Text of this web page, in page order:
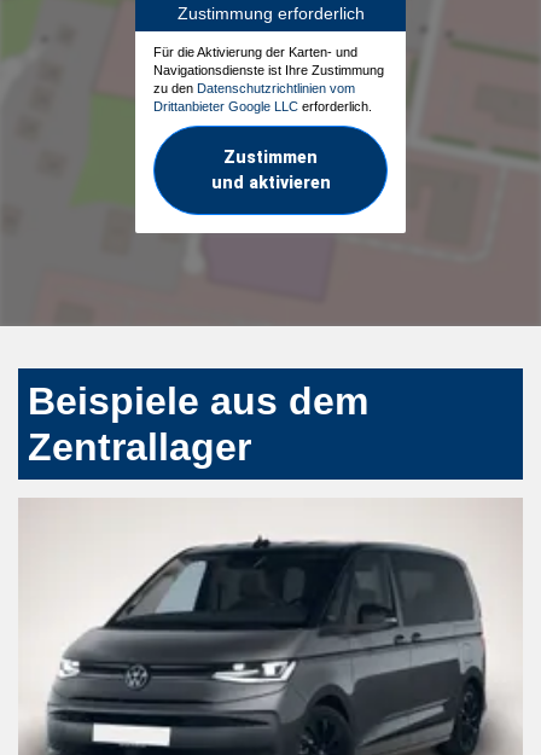
Zustimmung erforderlich
Für die Aktivierung der Karten- und
Navigationsdienste ist Ihre Zustimmung
zu den Datenschutzrichtlinien vom
Drittanbieter Google LLC erforderlich.
Zustimmen
und aktivieren
Beispiele aus dem
Zentrallager